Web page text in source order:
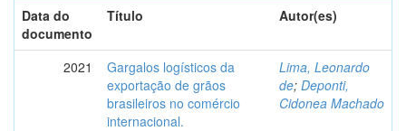
Data do
documento
Título Autor(es)
2021
Gargalos logísticos da
exportação de grãos
brasileiros no comércio
internacional.
Lima, Leonardo
de; Deponti,
Cidonea Machado